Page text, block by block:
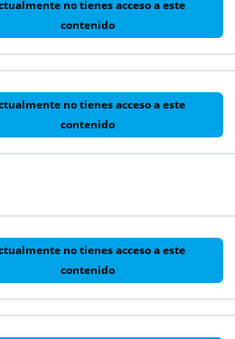
no tienes acceso a este
contenido
no tienes acceso a este
contenido
no tienes acceso a este
contenido